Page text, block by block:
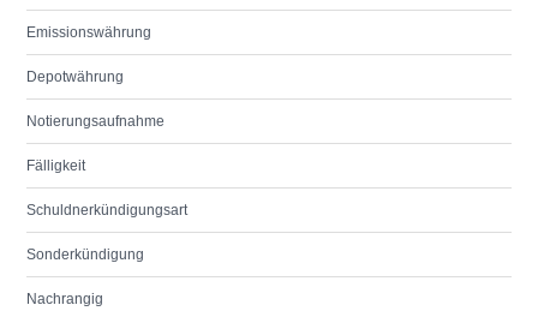
Emissionswährung
Depotwährung
Notierungsaufnahme
Fälligkeit
Schuldnerkündigungsart
Sonderkündigung
Nachrangig